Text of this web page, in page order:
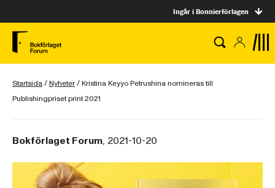
Ingår i Bonnierförlagen
Startsida/Nyheter/Kristina Keyyo Petrushina nomineras till
Publishingpriset print 2021
Bokförlaget Forum, 2021-10-20